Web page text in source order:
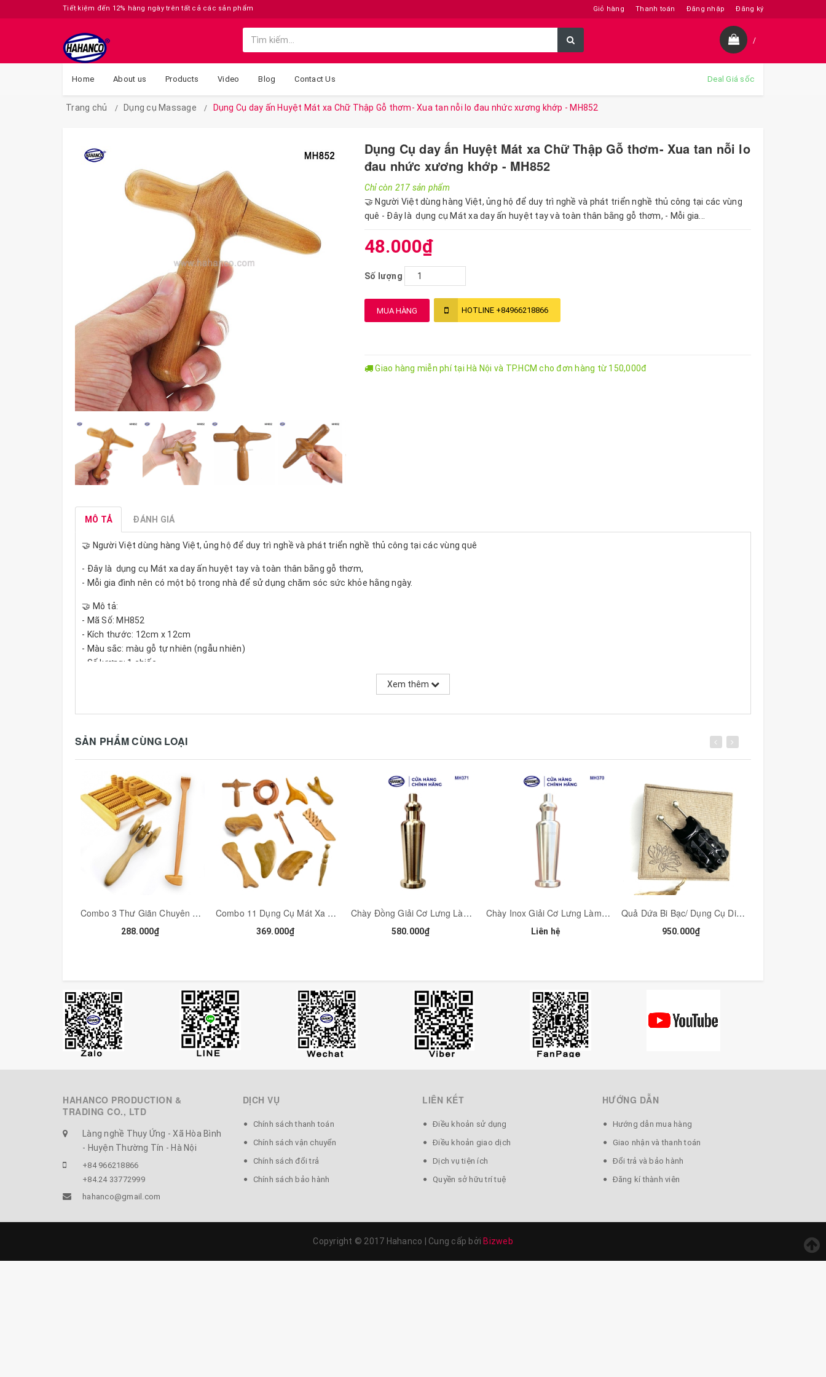
Giỏ hàng Thanh toán Đăng nhập Đăng ký
Tiết kiệm đến 12% hàng ngày trên tất cả các sản phẩm
/
Home About us Products Video Blog Contact Us Deal Giá sốc
Trang chủ Dụng cụ Massage Dụng Cụ day ấn Huyệt Mát xa Chữ Thập Gỗ thơm- Xua tan nỗi lo đau nhức xương khớp - MH852
Dụng Cụ day ấn Huyệt Mát xa Chữ Thập Gỗ thơm- Xua tan nỗi lo
đau nhức xương khớp - MH852
Chỉ còn 217 sản phẩm
🤝 Người Việt dùng hàng Việt, ủng hộ để duy trì nghề và phát triển nghề thủ công tại các vùng
quê - Đây là dụng cụ Mát xa day ấn huyệt tay và toàn thân bằng gỗ thơm, - Mỗi gia...
48.000₫
Số lượng
MUA HÀNG HOTLINE +84966218866
Giao hàng miễn phí tại Hà Nội và TP.HCM cho đơn hàng từ 150,000đ
MÔ TẢ ĐÁNH GIÁ
🤝 Người Việt dùng hàng Việt, ủng hộ để duy trì nghề và phát triển nghề thủ công tại các vùng quê
- Đây là dụng cụ Mát xa day ấn huyệt tay và toàn thân bằng gỗ thơm,
- Mỗi gia đình nên có một bộ trong nhà để sử dụng chăm sóc sức khỏe hằng ngày.
🤝 Mô tả:
- Mã Số: MH852
- Kích thước: 12cm x 12cm
- Màu sắc: màu gỗ tự nhiên (ngẫu nhiên)
- Số lượng: 1 chiếc
* Gỗ tự nhiên trên bề mặt sản phẩm có các mắt gỗ đen và có vệt nứt do thay đổi thời tiết (gỗ già) nên không ảnh hưởng gì đến chất lượng (màu ngẫu nhiên)
🤝 Hướng dẫn sử dụng:
vai, tay, bụng, eo, chân.
- Phần đầu: sử dụng hiệu quả cho các triệu chứng đau đầu: đau nữa đầu mãn tính, đau đầu do căng thẳng, đau đầu do viêm xoang, choáng váng, nặng đầu
- Phần bụng và cơ thể: tăng đốt cháy mỡ dưới da, giảm căng thẳng, làm ấm cơ xương, và kích thích máu lưu thông
- Phần bàn chân: hỗ trợ trị đau gan bàn chân, đau gót chân
- Phần bàn tay: hỗ trợ trị đau mỏi tê lòng bàn tay, tập vật lý trị liệu cho cổ tay.
- Phần khớp: hỗ trợ trị đau mỏi do viêm khớp dạng thấp ở phần đầu gối, khớp vai, khớp bả vai.
- Sản phẩm được làm hoàn toàn bằng thủ công từ chất liệu gỗ thơm, sử dụng massage hàng ngày giúp phục hồi sức khỏe, thư giãn cơ bắp, đặc biệt giúp đánh tan
mỡ dưới da nên thường được sử dụng trong các spa chuyên nghiệp.
- Sản phẩm chỉ được sơn lót (bóng) nên có màu sắc và vân tự nhiên của gỗ. Mục đích của việc phủ sơn là để giảm tình trạng bề mặt bị trầy xướt trong quá trình sử
dụng. Nhờ vậy, sản phẩm có độ bền cao hơn, ít bị trầy xước, đặc biệt càng bóng sáng (lên nước) theo thời gian sử dụng.
🤝Cam kết:
🎁🛒Quý khách mua số lượng lớn với giá ưu đãi hoặc có nhu cầu làm đại lý phân phối sản phẩm hãy gọi ngay cho chúng tôi 👍👍
☎️Mọi chi tiết xin liên hệ:
📞Tư vấn: 0772128866 - 0966218866 - 0822656688
📲Kết nối: Zalo, iMessages
#Massage #nhatban #dụngcu #mátxagỗ #chínhhãng #chamsocsuckhoe #mátxa #chamsocsuckhoe #caogio #lamdep #phunu #thugian #spa #lamdepda
#minda #ấnhuyệt #xinhgai #depgai #shopyeuthich #hahanco #shopee #MH852
Xem thêm
SẢN PHẨM CÙNG LOẠI
Combo 3 Thư Giãn Chuyên Sâu Để Giải Tỏa Đầu Óc Sau Những Ngày Làm Việc Căng Thẳng - COMBO3
288.000₫
Combo 11 Dụng Cụ Mát Xa Ấn Huyệt Gỗ Thơm Cạo Gió Giúp Đả Thông Kinh Mạch
369.000₫
Chày Đồng Giải Cơ Lưng Làm Mềm Cổ Vai Gáy Đặc Dụng Cụ Diện Chẩn - MH371
580.000₫
Chày Inox Giải Cơ Lưng Làm Mềm Cổ Vai Gáy Đặc Dụng Cụ Diện Chẩn - MH370
Liên hệ
Quả Dứa Bi Bạc/ Dụng Cụ Diện Chẩn Khai Thông, Đánh Gió- Trục Hàn Khí - MH334BS-10
950.000₫
HAHANCO PRODUCTION &
TRADING CO., LTD
Làng nghề Thụy Ứng - Xã Hòa Bình
- Huyện Thường Tín - Hà Nội
+84 966218866
+84.24 33772999
hahanco@gmail.com
DỊCH VỤ
Chính sách thanh toán
Chính sách vận chuyển
Chính sách đổi trả
Chính sách bảo hành
LIÊN KẾT
Điều khoản sử dụng
Điều khoản giao dịch
Dịch vụ tiện ích
Quyền sở hữu trí tuệ
HƯỚNG DẪN
Hướng dẫn mua hàng
Giao nhận và thanh toán
Đổi trả và bảo hành
Đăng kí thành viên
Copyright © 2017 Hahanco Cung cấp bởi Bizweb